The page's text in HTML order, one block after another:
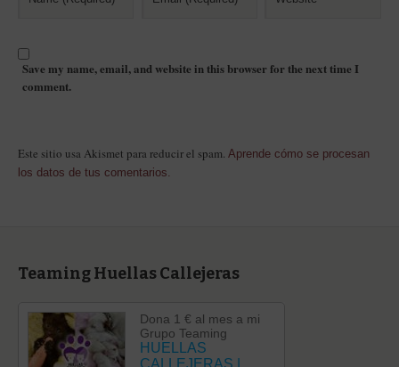
Save my name, email, and website in this browser for the next time I
comment.
Este sitio usa Akismet para reducir el spam. Aprende cómo se procesan
los datos de tus comentarios.
Teaming Huellas Callejeras